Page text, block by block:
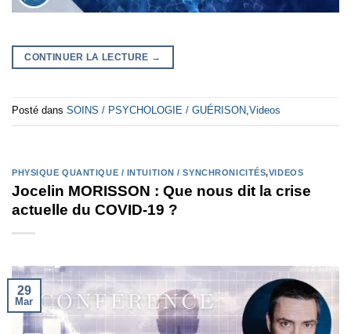
CONTINUER LA LECTURE →
Posté dans SOINS / PSYCHOLOGIE / GUÉRISON,Videos
PHYSIQUE QUANTIQUE / INTUITION / SYNCHRONICITÉS,VIDEOS
Jocelin MORISSON : Que nous dit la crise
actuelle du COVID-19 ?
29
Mar